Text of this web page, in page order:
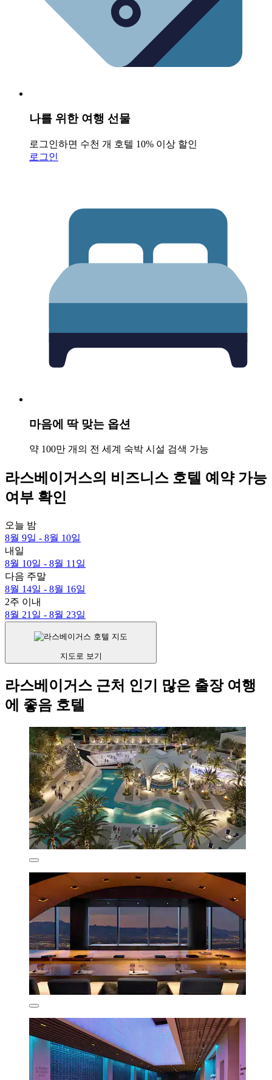
나를 위한 여행 선물
로그인하면 수천 개 호텔 10% 이상 할인
로그인
마음에 딱 맞는 옵션
약 100만 개의 전 세계 숙박 시설 검색 가능
라스베이거스의 비즈니스 호텔 예약 가능
여부 확인
오늘 밤
8월 9일 - 8월 10일
내일
8월 10일 - 8월 11일
다음 주말
8월 14일 - 8월 16일
2주 이내
8월 21일 - 8월 23일
지도로 보기
라스베이거스 근처 인기 많은 출장 여행
에 좋음 호텔